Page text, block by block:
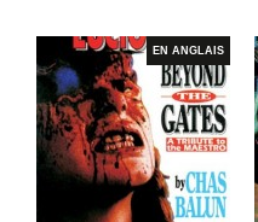
EN ANGLAIS